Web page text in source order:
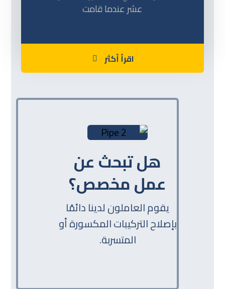
عشر عندما قامت
اقرأ أكثر
هل تبحث عن
عمل مخصص؟
يقوم العاملون لدينا دائمًا
بإصلاح التركيبات المكسورة أو
المتسربة.